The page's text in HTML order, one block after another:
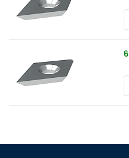
Ausführung
Löcher
Breite (W ) [mm]
Dicke (T) [mm]